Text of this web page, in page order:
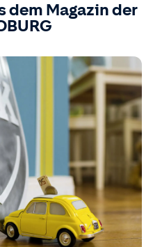
dem Magazin der